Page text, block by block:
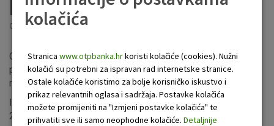
Objavljeno: 21.2.2022
Obavještavamo Vas kako će OTP banka, u skladu s
promjenama tržišnih uvjeta, korigirati visinu kamatne stope
na depozite po viđenju na 0,0001%.
Izmjene Odluke o kamatama
stupaju na snagu 1. ožujka
2022.
kolačića
Stranica www.otpbanka.hrkoristi kolačiće (cookies). Nužni
kolačići su potrebni za ispravan rad internetske stranice.
Ostale kolačiće koristimo za bolje korisničko iskustvo i
prikaz relevantnih oglasa i sadržaja. Postavke kolačića
možete promijeniti na "Izmjeni postavke kolačića" te
prihvatiti sve ili samo neophodne kolačiće. Detaljnije